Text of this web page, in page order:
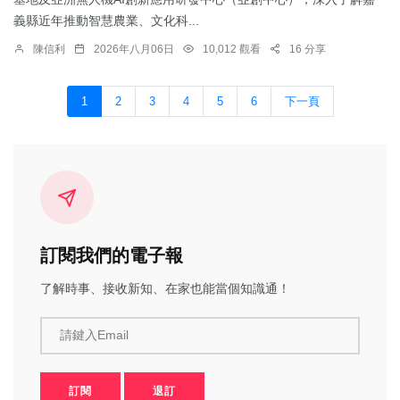
義縣近年推動智慧農業、文化科...
陳信利 2026年八月06日 10,012 觀看 16 分享
1 2 3 4 5 6 下一頁
訂閱我們的電子報
了解時事、接收新知、在家也能當個知識通！
請鍵入Email
訂閱 退訂